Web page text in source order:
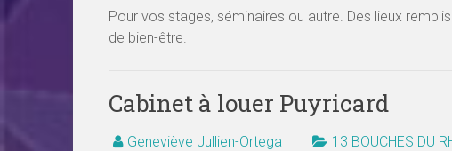
Pour vos stages, séminaires ou autre. Des lieux
de bien-être.
Cabinet à louer Puyricard
Geneviève Jullien-Ortega 13 BOUCHES DU